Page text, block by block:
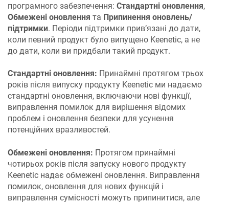
програмного забезпечення: Стандартні оновлення,
Обмежені оновлення та Припинення оновлень/
підтримки. Періоди підтримки прив’язані до дати,
коли певний продукт було випущено Keenetic, а не
до дати, коли ви придбали такий продукт.
Стандартні оновлення: Принаймні протягом трьох
років після випуску продукту Keenetic ми надаємо
стандартні оновлення, включаючи нові функції,
виправлення помилок для вирішення відомих
проблем і оновлення безпеки для усунення
потенційних вразливостей.
Обмежені оновлення: Протягом принаймні
чотирьох років після запуску нового продукту
Keenetic надає обмежені оновлення. Виправлення
помилок, оновлення для нових функцій і
виправлення сумісності можуть припинитися, але